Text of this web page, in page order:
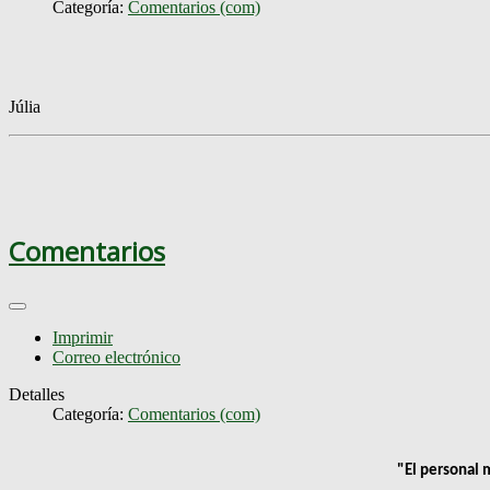
Categoría: Comentarios (com)
Júlia
Comentarios
Imprimir
Correo electrónico
Detalles
Categoría: Comentarios (com)
" El personal